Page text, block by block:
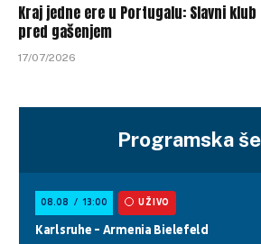
Kraj jedne ere u Portugalu: Slavni
pred gašenjem
17/07/2026
Programska